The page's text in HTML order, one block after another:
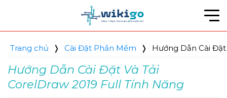
nội
dungTrang chủ ❭ Cài Đặt Phần Mềm ❭ Hướng Dẫn Cài
Hướng Dẫn Cài Đặt Và Tải
CorelDraw 2019 Full Tính Năng